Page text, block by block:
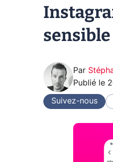
Par
Publié le
Suivez-nous